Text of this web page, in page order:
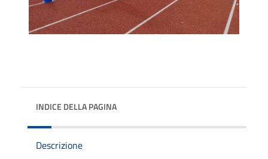
INDICE DELLA PAGINA
Descrizione